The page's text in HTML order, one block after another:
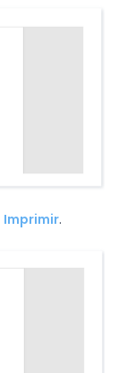
Imprimir.